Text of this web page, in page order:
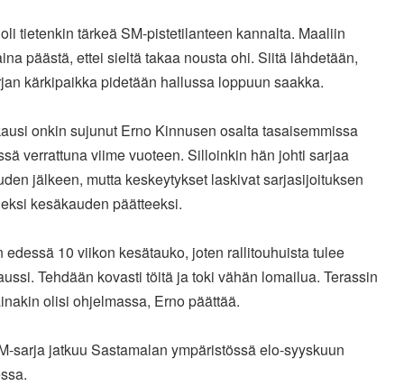
tietenkin tärkeä SM-pistetilanteen kannalta. Maaliin
päästä, ettei sieltä takaa nousta ohi. Siitä lähdetään,
kärkipaikka pidetään hallussa loppuun saakka.
onkin sujunut Erno Kinnusen osalta tasaisemmissa
verrattuna viime vuoteen. Silloinkin hän johti sarjaa
jälkeen, mutta keskeytykset laskivat sarjasijoituksen
kesäkauden päätteeksi.
edessä 10 viikon kesätauko, joten rallitouhuista tulee
Tehdään kovasti töitä ja toki vähän lomailua. Terassin
olisi ohjelmassa, Erno päättää.
sarja jatkuu Sastamalan ympäristössä elo-syyskuun